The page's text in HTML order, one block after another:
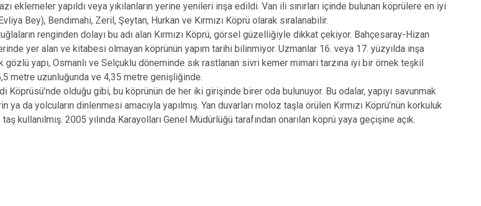
Bahçesaray
Başkale
Çaldıran
Çatak
Edremit
Erciş
Gürpınar
Muradiye
Özalp
İpekyolu
Tuşba
eklemeler yapıldı veya yıkılanların yerine yenileri inşa edildi. Van ili sınırları içinde bulunan köprülere en iyi
Bey), Bendimahi, Zeril, Şeytan, Hurkan ve Kırmızı Köprü olarak sıralanabilir.
renginden dolayı bu adı alan Kırmızı Köprü, görsel güzelliğiyle dikkat çekiyor. Bahçesaray-Hizan
yer alan ve kitabesi olmayan köprünün yapım tarihi bilinmiyor. Uzmanlar 16. veya 17. yüzyılda inşa
gözlü yapı, Osmanlı ve Selçuklu döneminde sık rastlanan sivri kemer mimari tarzına iyi bir örnek teşkil
metre uzunluğunda ve 4,35 metre genişliğinde.
Köprüsü’nde olduğu gibi, bu köprünün de her iki girişinde birer oda bulunuyor. Bu odalar, yapıyı savunmak
da yolcuların dinlenmesi amacıyla yapılmış. Yan duvarları moloz taşla örülen Kırmızı Köprü’nün korkuluk
kullanılmış. 2005 yılında Karayolları Genel Müdürlüğü tarafından onarılan köprü yaya geçişine açık.